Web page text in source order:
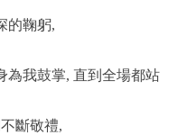
的鞠躬,
為我鼓掌, 直到全場都站
斷敬禮,